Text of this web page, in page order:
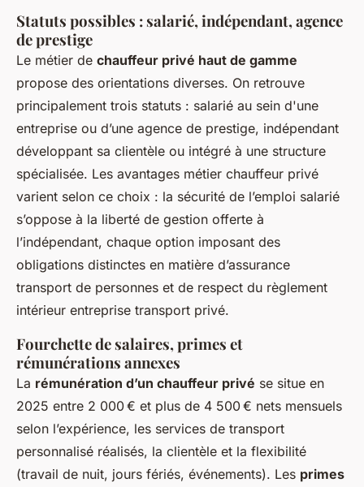
Statuts possibles : salarié, indépendant, agence
de prestige
Le métier de chauffeur privé haut de gamme
propose des orientations diverses. On retrouve
principalement trois statuts : salarié au sein d'une
entreprise ou d’une agence de prestige, indépendant
développant sa clientèle ou intégré à une structure
spécialisée. Les avantages métier chauffeur privé
varient selon ce choix : la sécurité de l’emploi salarié
s’oppose à la liberté de gestion offerte à
l’indépendant, chaque option imposant des
obligations distinctes en matière d’assurance
transport de personnes et de respect du règlement
intérieur entreprise transport privé.
Fourchette de salaires, primes et
rémunérations annexes
La rémunération d’un chauffeur privé se situe en
2025 entre 2 000 € et plus de 4 500 € nets mensuels
selon l’expérience, les services de transport
personnalisé réalisés, la clientèle et la flexibilité
(travail de nuit, jours fériés, événements). Les primes